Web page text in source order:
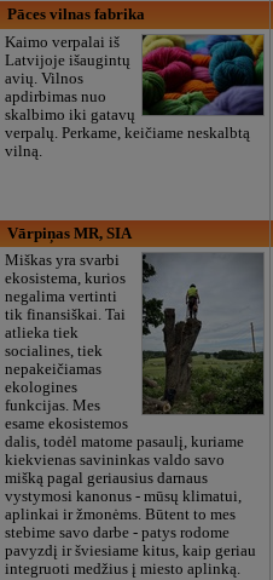
Pāces vilnas fabrika
Kaimo verpalai iš
Latvijoje išaugintų
avių. Vilnos
apdirbimas nuo
skalbimo iki gatavų
verpalų. Perkame, keičiame neskalbtą
vilną.
Vārpiņas MR, SIA
Miškas yra svarbi
ekosistema, kurios
negalima vertinti
tik finansiškai. Tai
atlieka tiek
socialines, tiek
nepakeičiamas
ekologines
funkcijas. Mes
esame ekosistemos
dalis, todėl matome pasaulį, kuriame
kiekvienas savininkas valdo savo
mišką pagal geriausius darnaus
vystymosi kanonus - mūsų klimatui,
aplinkai ir žmonėms. Būtent to mes
stebime savo darbe - patys rodome
pavyzdį ir šviesiame kitus, kaip geriau
integruoti medžius į miesto aplinką.